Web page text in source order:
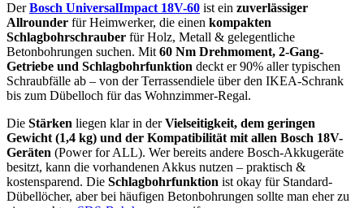
DerBosch UniversalImpact 18V-60 ist ein zuverlässiger
Allrounder für Heimwerker, die einen kompakten
Schlagbohrschrauber für Holz, Metall & gelegentliche
Betonbohrungen suchen. Mit 60 Nm Drehmoment, 2-Gang-
Getriebe und Schlagbohrfunktion deckt er 90% aller typischen
Schraubfälle ab – von der Terrassendiele über den IKEA-Schrank
bis zum Dübelloch für das Wohnzimmer-Regal.
Die Stärken liegen klar in derVielseitigkeit, dem geringen
Gewicht (1,4 kg) und der Kompatibilität mit allen Bosch 18V-
Geräten (Power for ALL). Wer bereits andere Bosch-Akkugeräte
besitzt, kann die vorhandenen Akkus nutzen – praktisch &
kostensparend. Die Schlagbohrfunktion ist okay für Standard-
Dübellöcher, aber bei häufigen Betonbohrungen sollte man eher zu